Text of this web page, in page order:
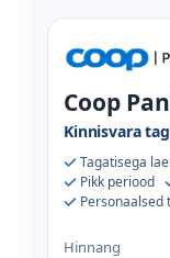
Coop
Kinnisvara
Tagatisega
Pikk periood
Personaalsed
Hinnang